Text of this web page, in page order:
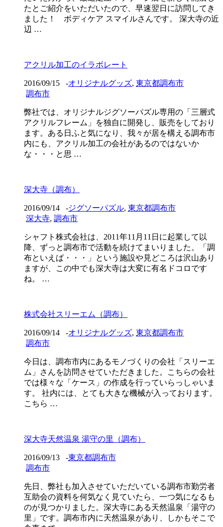
たとご紹介をいただいたので、早速翌日に訪問してき
ました！ ボディケア スマイルさんです。 深大寺の近
辺 …
アクリル加工のイラボレート
2016/09/15 -オリジナルグッズ, 東京都調布市
調布市
弊社では、オリジナルジグソーパズル専用の「三層式
アクリルフレーム」を独自に開発し、販売をしており
ます。ある日ふと気になり、我々が居を構える調布市
内にも、アクリル加工の会社があるのではないか
な・・・と思 …
深大寺（調布）
2016/09/14 -ジグソーパズル, 東京都調布市
深大寺, 調布市
シャフト株式会社は、2011年11月11日に起業して以
降、ずっと調布市で活動を続けてまいりました。「調
布といえば・・・」という施設や見どころは沢山あり
ますが、この中でも深大寺は大変に有名ドコロです
ね。 …
株式会社スリーエム（調布）
2016/09/14 -オリジナルグッズ, 東京都調布市
調布市
今日は、調布市内にあるモノづくりの会社「スリーエ
ム」さんを訪問させていただきました。こちらの会社
では様々な「ケース」の作成を行っていらっしゃいま
す。 社内には、とても大きな機械が入っております。
こちら …
深大寺天然温泉 湯守の里（調布）
2016/09/13 -東京都調布市
調布市
先日、弊社も加入させていただいている調布市勤労者
互助会の資料を何気なく見ていたら、一つ気になるも
のが見つかりました。深大寺にある天然温泉「湯守の
里」です。調布市内に天然温泉があり、しかもそこで